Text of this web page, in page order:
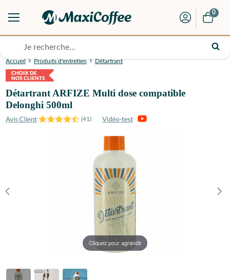
0
Accueil Produits d'entretien Détartrant
Détartrant ARFIZE Multi dose compatible
Delonghi 500ml
(41)
Cliquez pour agrandir